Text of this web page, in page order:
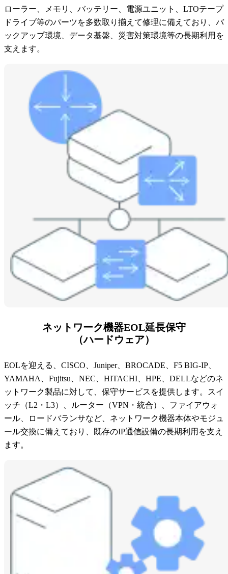
ローラー、メモリ、バッテリー、電源ユニット、LTOテープ
ドライブ等のパーツを多数取り揃えて修理に備えており、バ
ックアップ環境、データ基盤、災害対策環境等の長期利用を
支えます。
ネットワーク機器EOL延長保守
（ハードウェア）
EOLを迎える、CISCO、Juniper、BROCADE、F5 BIG-IP、
YAMAHA、Fujitsu、NEC、HITACHI、HPE、DELLなどのネ
ットワーク製品に対して、保守サービスを提供します。スイ
ッチ（L2・L3）、ルーター（VPN・統合）、ファイアウォ
ール、ロードバランサなど、ネットワーク機器本体やモジュ
ール交換に備えており、既存のIP通信設備の長期利用を支え
ます。